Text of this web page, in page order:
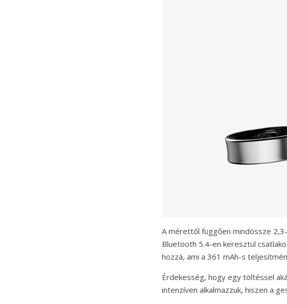
A mérettől függően mindössze
Bluetooth 5.4-en keresztül
hozzá, ami a 361 mAh-s
Érdekesség, hogy egy töltéssel
intenzíven alkalmazzuk, hiszen a